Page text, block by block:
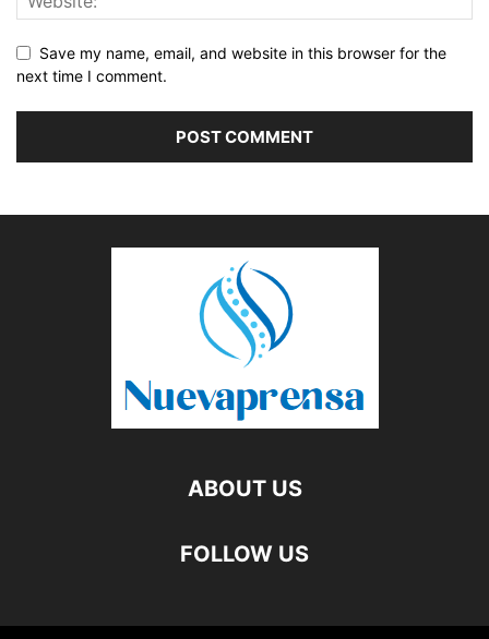
Save my name, email, and website in this browser for the
next time I comment.
ABOUT US
FOLLOW US